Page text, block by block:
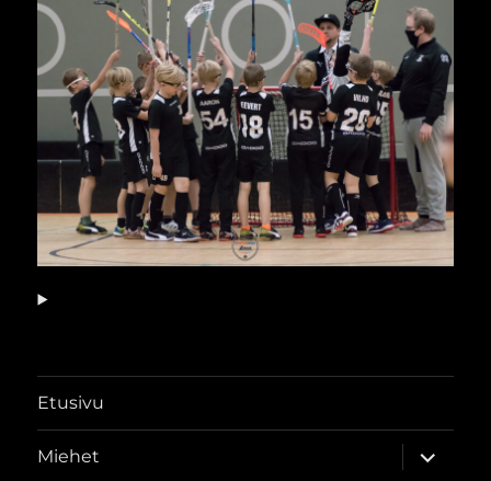
Etusivu
Miehet
näytä